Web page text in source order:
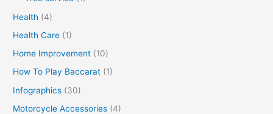
Health (4)
Health Care (1)
Home Improvement (10)
How To Play Baccarat (1)
Infographics (30)
Motorcycle Accessories (4)